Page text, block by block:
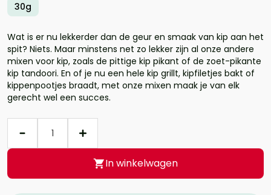
30g
Wat is er nu lekkerder dan de geur en smaak van kip aan het
spit? Niets. Maar minstens net zo lekker zijn al onze andere
mixen voor kip, zoals de pittige kip pikant of de zoet-pikante
kip tandoori. En of je nu een hele kip grillt, kipfiletjes bakt of
kippenpootjes braadt, met onze mixen maak je van elk
gerecht wel een succes.
In winkelwagen